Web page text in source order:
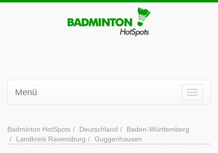
Menü
Badminton HotSpots Deutschland
Baden-Württemberg
Landkreis Ravensburg
Guggenhausen